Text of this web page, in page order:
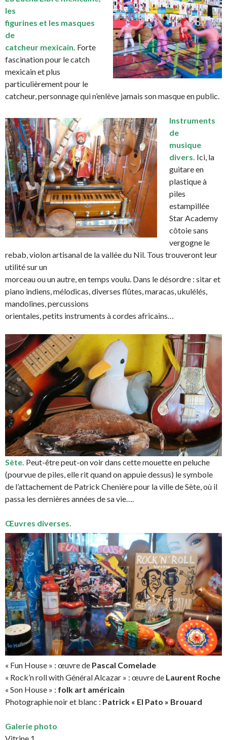
les
figurines et les masques
de
catcheur mexicain. Forte
fascination pour le catch
mexicain et plus
particulièrement pour le
catcheur, personnage qui n’enlève jamais son masque en public.
Instruments
de
musique
divers. Ici, la
guitare en
plastique à
piles
estampillée
Star Academy
côtoie sans
vergogne le
rebab, violon artisanal de la vallée du Nil. Tous trouveront leur
utilité sur un
morceau ou un autre, en temps voulu. Dans le désordre : sitar et
piano indiens, mélodicas, diverses flûtes, maracas, ukulélés,
mandolines, percussions
orientales, petits instruments à cordes africains…
Sète. Peut-être peut-on voir dans cette mouette en peluche
(pourvue de piles, elle rit quand on appuie dessus) le symbole
de l’attachement de Patrick Chenière pour la ville de Sète, où il
passa les dernières années de sa vie….
Œuvres diverses.
« Fun House » : œuvre de Pascal Comelade
« Rock’n roll with Général Alcazar » : œuvre de Laurent Roche
« Son House » : folk art américain
Photographie noir et blanc : Patrick « El Pato » Brouard
Galerie photo